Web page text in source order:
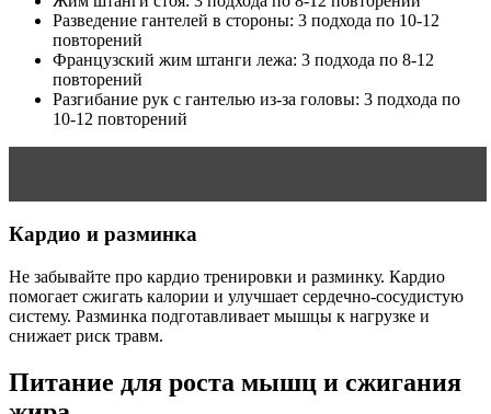
Разведение гантелей в стороны: 3 подхода по 10-12
повторений
Французский жим штанги лежа: 3 подхода по 8-12
повторений
Разгибание рук с гантелью из-за головы: 3 подхода по
10-12 повторений
Кардио и разминка
Не забывайте про кардио тренировки и разминку. Кардио
помогает сжигать калории и улучшает сердечно-сосудистую
систему. Разминка подготавливает мышцы к нагрузке и
снижает риск травм.
Питание для роста мышц и сжигания